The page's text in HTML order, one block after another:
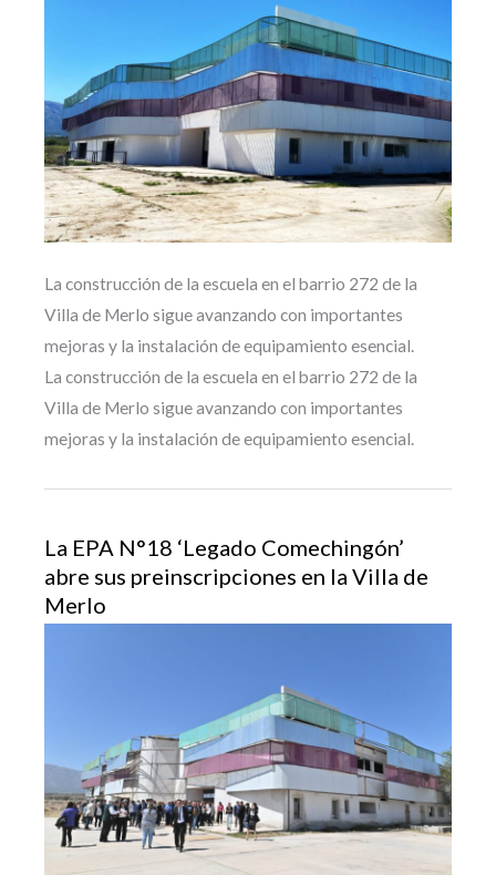
La construcción de la escuela en el barrio 272 de la
Villa de Merlo sigue avanzando con importantes
mejoras y la instalación de equipamiento esencial.
La construcción de la escuela en el barrio 272 de la
Villa de Merlo sigue avanzando con importantes
mejoras y la instalación de equipamiento esencial.
La EPA N°18 ‘Legado Comechingón’
abre sus preinscripciones en la Villa de
Merlo